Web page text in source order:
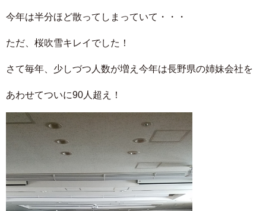
今年は半分ほど散ってしまっていて・・・
ただ、桜吹雪キレイでした！
さて毎年、少しづつ人数が増え今年は長野県の姉妹会社を
あわせてついに90人超え！